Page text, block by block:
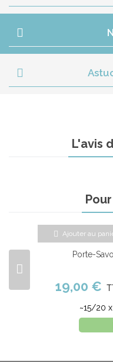
L'avis
Ajouter au
Porte-
19,00 €
~15/20